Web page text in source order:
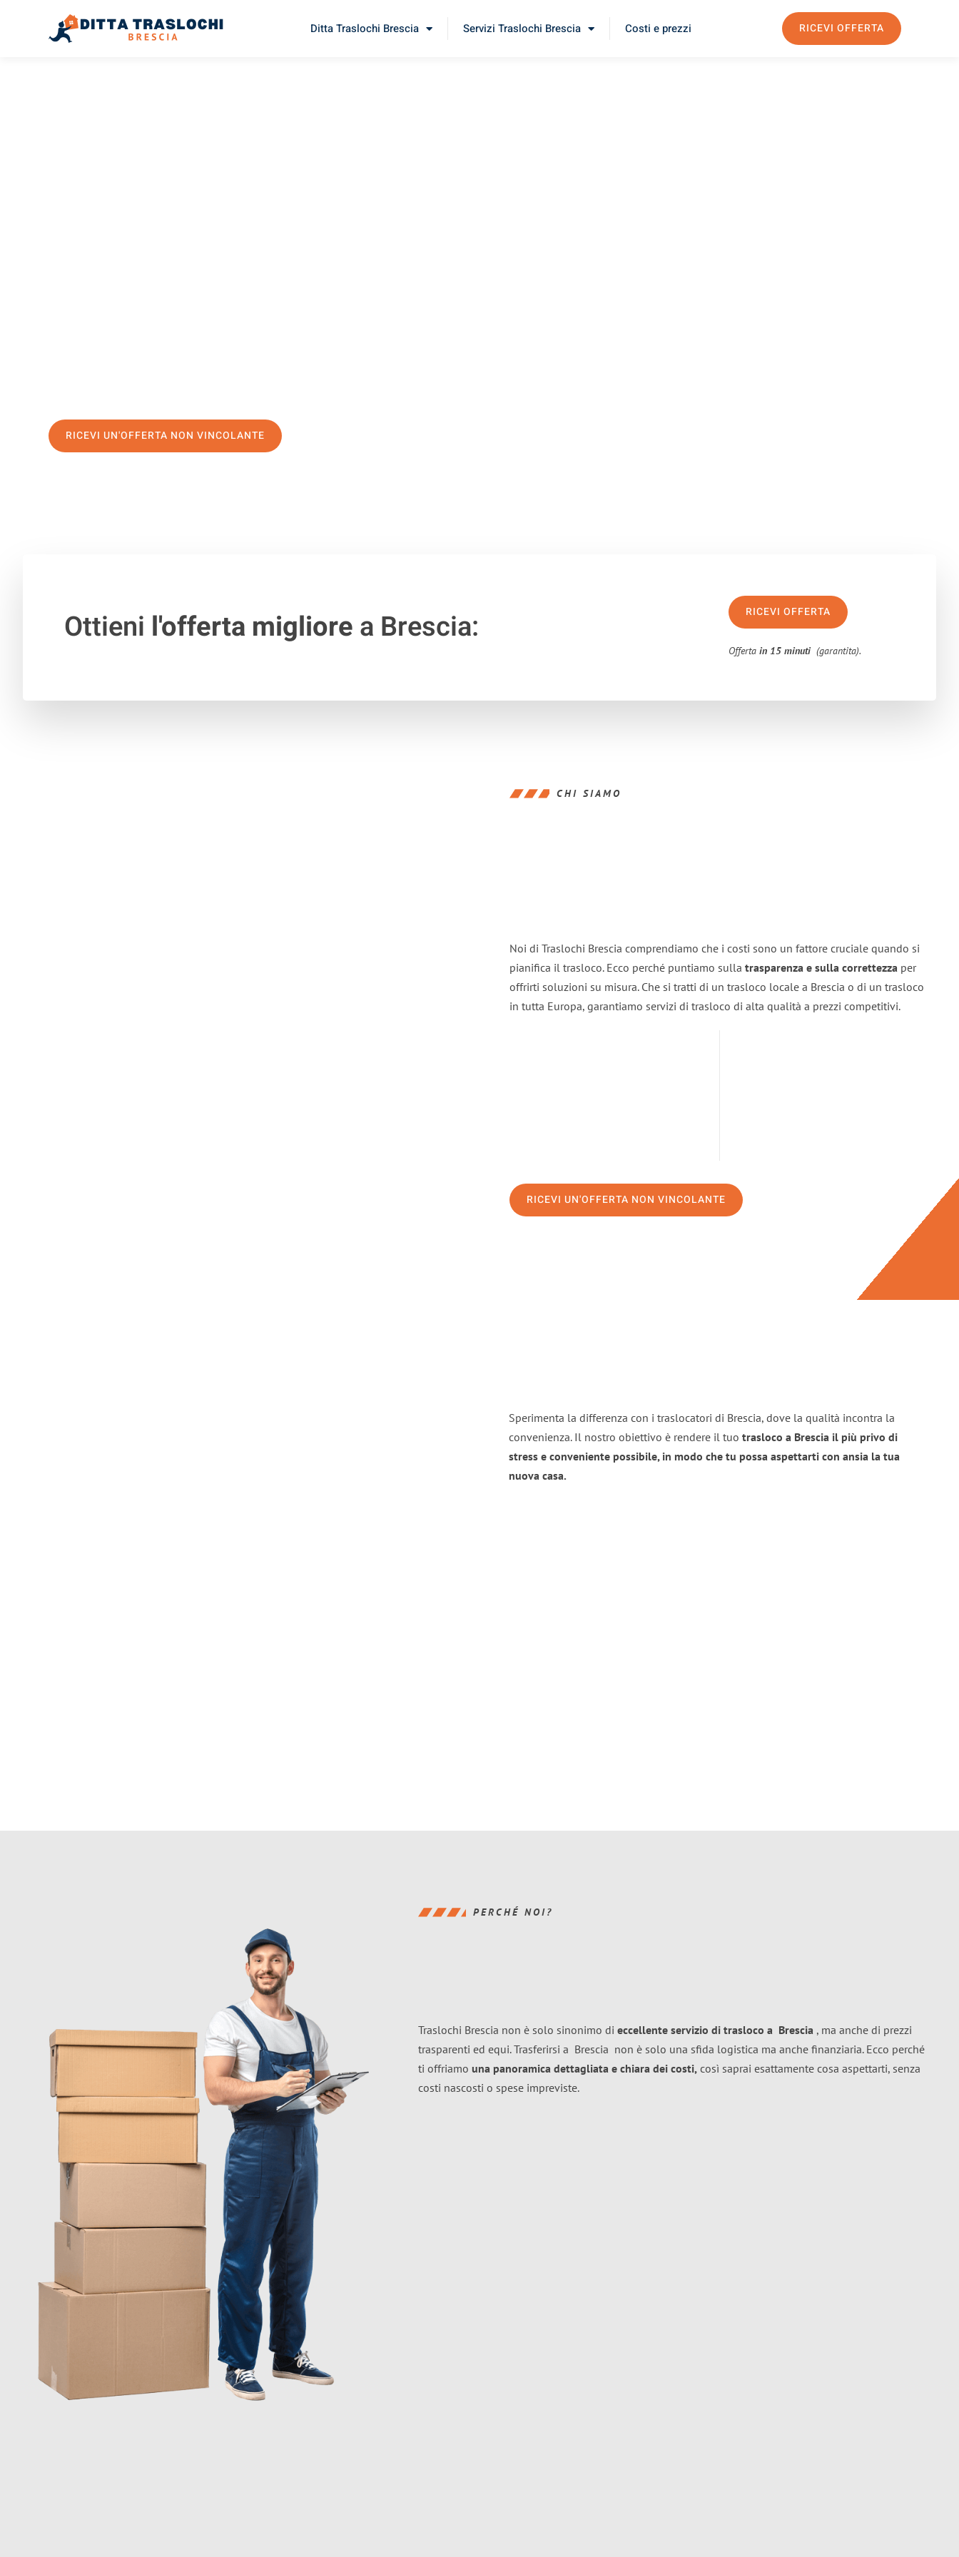
Ditta Traslochi Brescia Servizi Traslochi Brescia Costi e prezzi RICEVI OFFERTA
RICEVI UN'OFFERTA NON VINCOLANTE
Ottieni l'offerta migliorea Brescia: RICEVI OFFERTA
Offertain 15 minuti (garantita).
CHI SIAMO
Noi di Traslochi Brescia comprendiamo che i costi sono un fattore cruciale quando si
pianifica il trasloco. Ecco perché puntiamo sulla trasparenza e sulla correttezza per
offrirti soluzioni su misura. Che si tratti di un trasloco locale a Brescia o di un trasloco
in tutta Europa, garantiamo servizi di trasloco di alta qualità a prezzi competitivi.
RICEVI UN'OFFERTA NON VINCOLANTE
Sperimenta la differenza con i traslocatori di Brescia, dove la qualità incontra la
convenienza. Il nostro obiettivo è rendere il tuo trasloco a Brescia il più privo di
stress e conveniente possibile, in modo che tu possa aspettarti con ansia la tua
nuova casa.
PERCHÉ NOI?
Traslochi Brescia non è solo sinonimo di eccellente servizio di trasloco a Brescia , ma anche di prezzi
trasparenti ed equi. Trasferirsi a Brescia non è solo una sfida logistica ma anche finanziaria. Ecco perché
ti offriamo una panoramica dettagliata e chiara dei costi, così saprai esattamente cosa aspettarti, senza
costi nascosti o spese impreviste.